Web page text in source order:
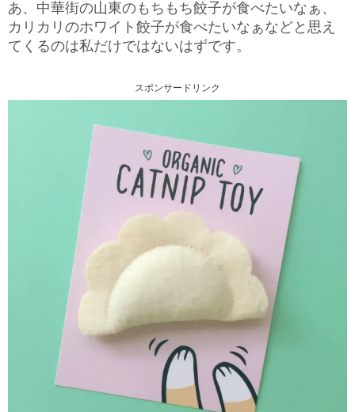
あ、中華街の山東のもちもち餃子が食べたいなぁ、
カリカリのホワイト餃子が食べたいなぁなどと思え
てくるのは私だけではないはずです。
スポンサードリンク